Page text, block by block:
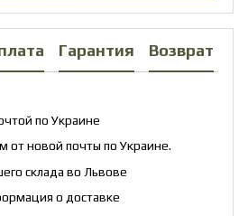
Гарантия Возврат
по Украине
от новой почты по Украине.
склада во Львове
о доставке